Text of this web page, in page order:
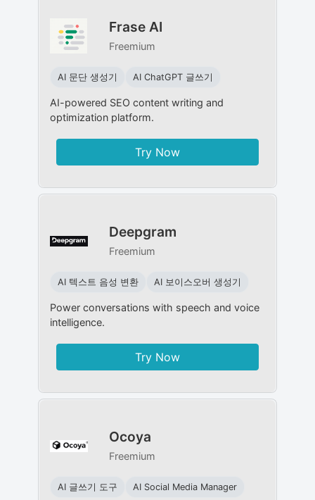
Frase AI
Freemium
AI 문단 생성기 AI ChatGPT 글쓰기
AI-powered SEO content writing and
optimization platform.
Try Now
Deepgram
Freemium
AI 텍스트 음성 변환 AI 보이스오버 생성기
Power conversations with speech and voice
intelligence.
Try Now
Ocoya
Freemium
AI 글쓰기 도구 AI Social Media Manager